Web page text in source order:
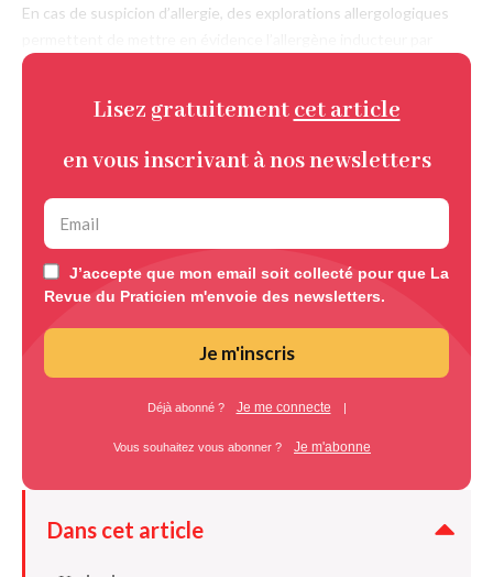
En cas de suspicion d’allergie, des explorations allergologiques
Lisez gratuitement cet article
en vous inscrivant à nos newsletters
J’accepte que mon email soit collecté pour que La
Revue du Praticien m'envoie des newsletters.
Je m'inscris
Déjà abonné ? Je me connecte |
Vous souhaitez vous abonner ? Je m'abonne
Dans cet article